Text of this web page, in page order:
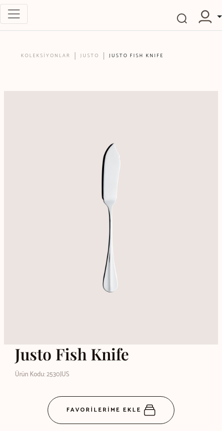
KOLEKSİYONLAR JUSTO JUSTO FISH KNIFE
Justo Fish Knife
Ürün Kodu: 2530JUS
FAVORİLERİME EKLE